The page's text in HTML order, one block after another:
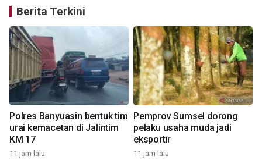
Berita Terkini
Polres Banyuasin bentuk tim
urai kemacetan di Jalintim
KM 17
11 jam lalu
Pemprov Sumsel dorong
pelaku usaha muda jadi
eksportir
11 jam lalu